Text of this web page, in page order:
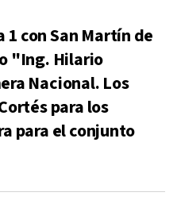
con San Martín de
"Ing. Hilario
Nacional. Los
para los
para el conjunto